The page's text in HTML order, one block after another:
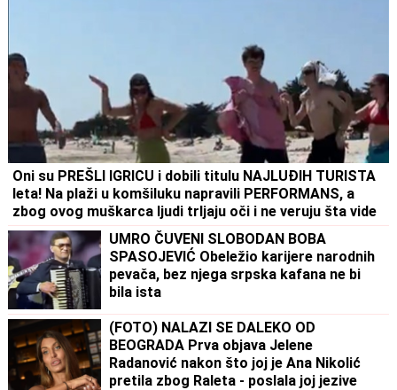
Oni su PREŠLI IGRICU i dobili titulu NAJLUĐIH TURISTA
leta! Na plaži u komšiluku napravili PERFORMANS, a
zbog ovog muškarca ljudi trljaju oči i ne veruju šta vide
UMRO ČUVENI SLOBODAN BOBA
SPASOJEVIĆ Obeležio karijere narodnih
pevača, bez njega srpska kafana ne bi
bila ista
(FOTO) NALAZI SE DALEKO OD
BEOGRADA Prva objava Jelene
Radanović nakon što joj je Ana Nikolić
pretila zbog Raleta - poslala joj jezive